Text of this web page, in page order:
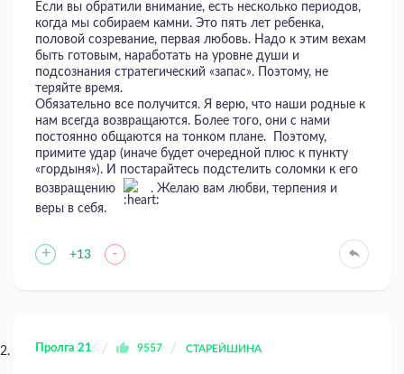
Если вы обратили внимание, есть несколько периодов,
когда мы собираем камни. Это пять лет ребенка,
половой созревание, первая любовь. Надо к этим вехам
быть готовым, наработать на уровне души и
подсознания стратегический «запас». Поэтому, не
теряйте время.
Обязательно все получится. Я верю, что наши родные к
нам всегда возвращаются. Более того, они с нами
постоянно общаются на тонком плане. Поэтому,
примите удар (иначе будет очередной плюс к пункту
«гордыня»). И постарайтесь подстелить соломки к его
возвращению
. Желаю вам любви, терпения и
веры в себя.
+ +13 -
Пролга 21 9557 СТАРЕЙШИНА